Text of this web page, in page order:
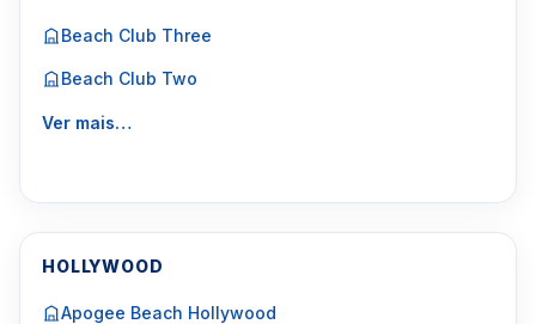
Beach Club Three
Beach Club Two
Ver mais…
HOLLYWOOD
Apogee Beach Hollywood